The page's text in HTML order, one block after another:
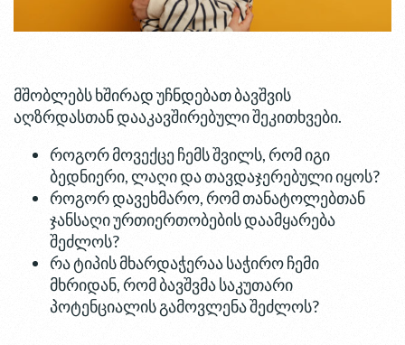
მშობლებს ხშირად უჩნდებათ ბავშვის
აღზრდასთან დააკავშირებული შეკითხვები.
როგორ მოვექცე ჩემს შვილს, რომ იგი
ბედნიერი, ლაღი და თავდაჯერებული იყოს?
როგორ დავეხმარო, რომ თანატოლებთან
ჯანსაღი ურთიერთობების დაამყარება
შეძლოს?
რა ტიპის მხარდაჭერაა საჭირო ჩემი
მხრიდან, რომ ბავშვმა საკუთარი
პოტენციალის გამოვლენა შეძლოს?